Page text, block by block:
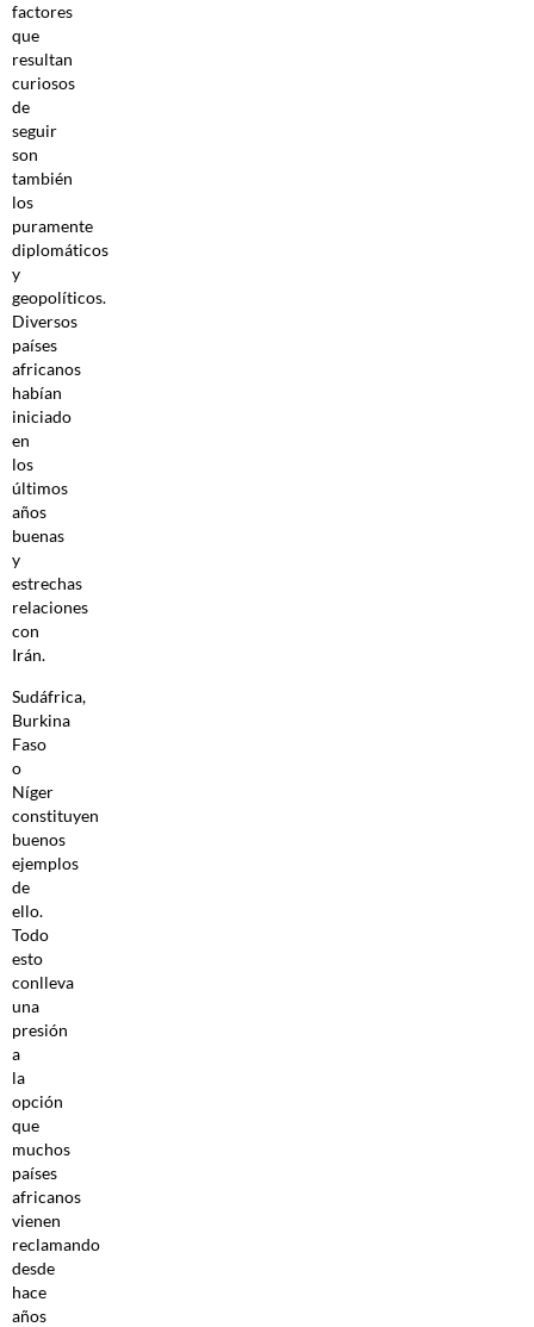
factores
que
resultan
curiosos
de
seguir
son
también
los
puramente
diplomáticos
y
geopolíticos.
Diversos
países
africanos
habían
iniciado
en
los
últimos
años
buenas
y
estrechas
relaciones
con
Irán.
Sudáfrica,
Burkina
Faso
o
Níger
constituyen
buenos
ejemplos
de
ello.
Todo
esto
conlleva
una
presión
a
la
opción
que
muchos
países
africanos
vienen
reclamando
desde
hace
años